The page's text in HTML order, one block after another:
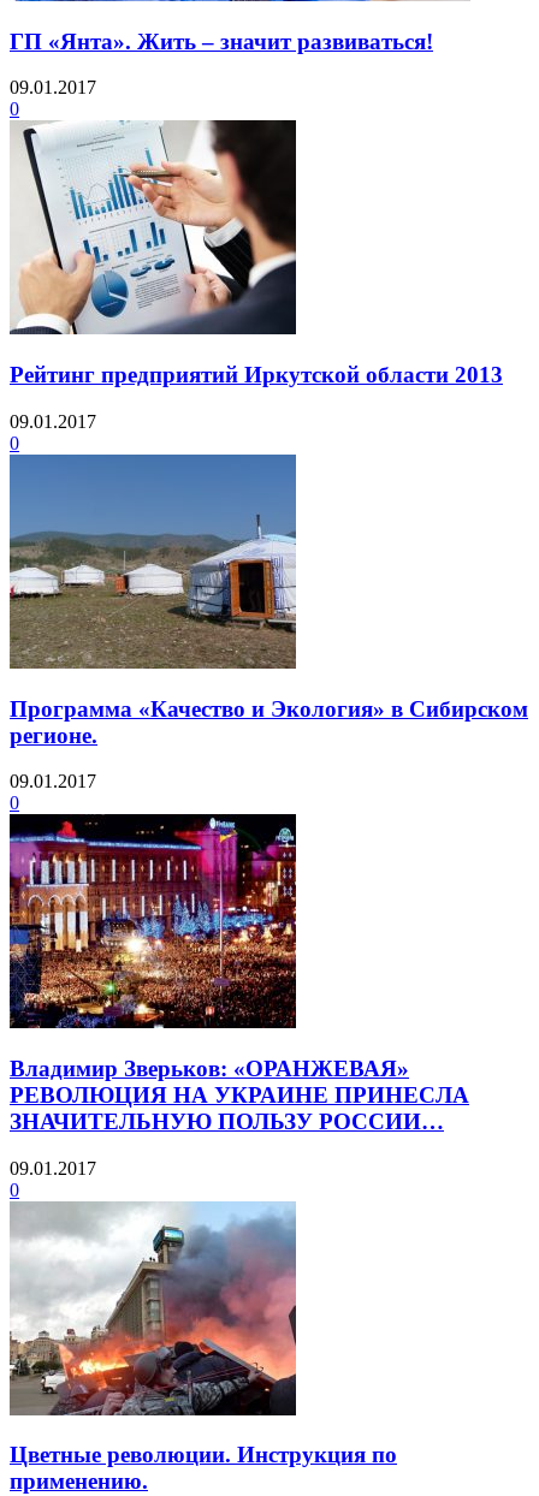
ГП «Янта». Жить – значит развиваться!
09.01.2017
0
Рейтинг предприятий Иркутской области 2013
09.01.2017
0
Программа «Качество и Экология» в Сибирском
регионе.
09.01.2017
0
Владимир Зверьков: «ОРАНЖЕВАЯ»
РЕВОЛЮЦИЯ НА УКРАИНЕ ПРИНЕСЛА
ЗНАЧИТЕЛЬНУЮ ПОЛЬЗУ РОССИИ…
09.01.2017
0
Цветные революции. Инструкция по
применению.